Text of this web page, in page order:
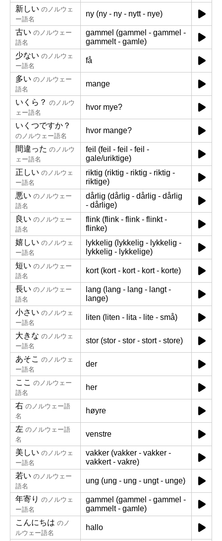
新しい のノルウェ
ー語名
ny (ny - ny - nytt - nye)
古い のノルウェー
語名
gammel (gammel - gammel -
gammelt - gamle)
少ない のノルウェ
ー語名
få
多い のノルウェー
語名
mange
いくら？ のノルウ
ェー語名
hvor mye?
いくつですか？
のノルウェー語名
hvor mange?
間違った のノルウ
ェー語名
feil (feil - feil - feil -
gale/uriktige)
正しい のノルウェ
ー語名
riktig (riktig - riktig - riktig -
riktige)
悪い のノルウェー
語名
dårlig (dårlig - dårlig - dårlig
- dårlige)
良い のノルウェー
語名
flink (flink - flink - flinkt -
flinke)
嬉しい のノルウェ
ー語名
lykkelig (lykkelig - lykkelig -
lykkelig - lykkelige)
短い のノルウェー
語名
kort (kort - kort - kort - korte)
長い のノルウェー
語名
lang (lang - lang - langt -
lange)
小さい のノルウェ
ー語名
liten (liten - lita - lite - små)
大きな のノルウェ
ー語名
stor (stor - stor - stort - store)
あそこ のノルウェ
ー語名
der
ここ のノルウェー
語名
her
右 のノルウェー語
名
høyre
左 のノルウェー語
名
venstre
美しい のノルウェ
ー語名
vakker (vakker - vakker -
vakkert - vakre)
若い のノルウェー
語名
ung (ung - ung - ungt - unge)
年寄り のノルウェ
ー語名
gammel (gammel - gammel -
gammelt - gamle)
こんにちは のノ
ルウェー語名
hallo